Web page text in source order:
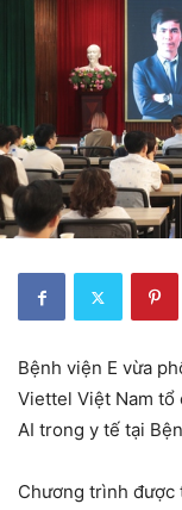
Bệnh viện E vừa
Viettel Việt Nam tổ
AI trong y tế tại
Chương trình